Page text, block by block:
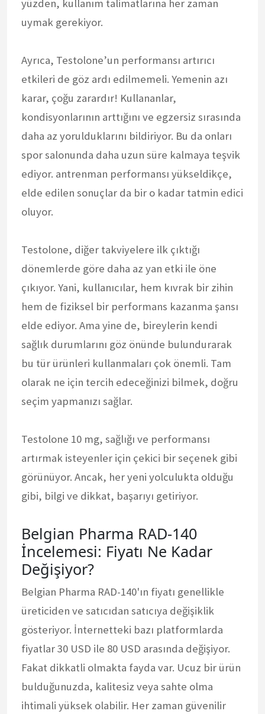
yüzden, kullanım talimatlarına her zaman
uymak gerekiyor.
Ayrıca, Testolone’un performansı artırıcı
etkileri de göz ardı edilmemeli. Yemenin azı
karar, çoğu zarardır! Kullananlar,
kondisyonlarının arttığını ve egzersiz sırasında
daha az yorulduklarını bildiriyor. Bu da onları
spor salonunda daha uzun süre kalmaya teşvik
ediyor. antrenman performansı yükseldikçe,
elde edilen sonuçlar da bir o kadar tatmin edici
oluyor.
Testolone, diğer takviyelere ilk çıktığı
dönemlerde göre daha az yan etki ile öne
çıkıyor. Yani, kullanıcılar, hem kıvrak bir zihin
hem de fiziksel bir performans kazanma şansı
elde ediyor. Ama yine de, bireylerin kendi
sağlık durumlarını göz önünde bulundurarak
bu tür ürünleri kullanmaları çok önemli. Tam
olarak ne için tercih edeceğinizi bilmek, doğru
seçim yapmanızı sağlar.
Testolone 10 mg, sağlığı ve performansı
artırmak isteyenler için çekici bir seçenek gibi
görünüyor. Ancak, her yeni yolculukta olduğu
gibi, bilgi ve dikkat, başarıyı getiriyor.
Belgian Pharma RAD-140
İncelemesi: Fiyatı Ne Kadar
Değişiyor?
Belgian Pharma RAD-140'ın fiyatı genellikle
üreticiden ve satıcıdan satıcıya değişiklik
gösteriyor. İnternetteki bazı platformlarda
fiyatlar 30 USD ile 80 USD arasında değişiyor.
Fakat dikkatli olmakta fayda var. Ucuz bir ürün
bulduğunuzda, kalitesiz veya sahte olma
ihtimali yüksek olabilir. Her zaman güvenilir